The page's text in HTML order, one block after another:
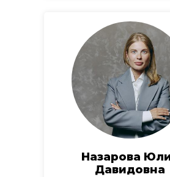
Назарова
Давидовна